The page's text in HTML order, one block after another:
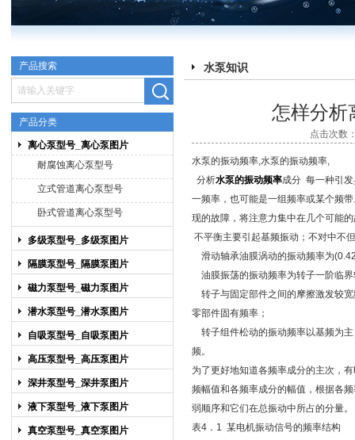
上海博禹泵业有限公司
产品搜索
产品分类
离心泵型号_离心泵图片
耐腐蚀离心泵型号
立式管道离心泵型号
卧式管道离心泵型号
多级泵型号_多级泵图片
隔膜泵型号_隔膜泵图片
磁力泵型号_磁力泵图片
潜水泵型号_潜水泵图片
自吸泵型号_自吸泵图片
高压泵型号_高压泵图片
深井泵型号_深井泵图片
液下泵型号_液下泵图片
真空泵型号_真空泵图片
水泵知识
怎样分析
点击次数
水泵的振动频率,水泵的振动频率,
分析水泵的振动频率成分 每一种引
一频率，也可能是一组频率或某个频
现的故障，将注意力集中在几个可能
不平衡主要引起基频振动；不对中不
滑动轴承油膜涡动的振动频率为
油膜振荡的振动频率为转子一阶临
转子与固定部件之间的摩擦激发较
零部件固有频率；
转子组件松动的振动频率以基频为
频。
为了更好地知道各频率成分的主次，
频幅值和各频率成分的幅值，根据各
弱顺序和它们在总振动中所占的分量。
表4 ． 1 某电机振动信号的频率结构